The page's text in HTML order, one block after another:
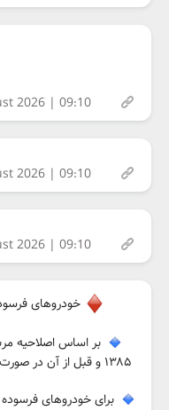
2026 | 09:10
2026 | 09:10
2026 | 09:10
خودروهای
۱۳۸۵ و قبل از آن
برای خودروهای